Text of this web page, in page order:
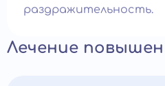
раздражительность.
Лечение